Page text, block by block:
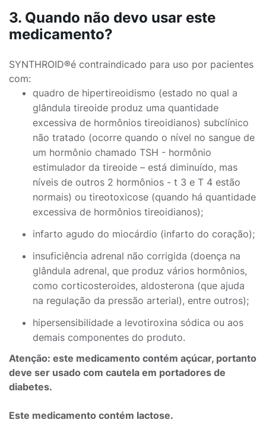
3. Quando não devo usar este
medicamento?
SYNTHROID®é contraindicado para uso por pacientes
com:
quadro de hipertireoidismo (estado no qual a
glândula tireoide produz uma quantidade
excessiva de hormônios tireoidianos) subclínico
não tratado (ocorre quando o nível no sangue de
um hormônio chamado TSH - hormônio
estimulador da tireoide – está diminuído, mas
níveis de outros 2 hormônios - t 3 e T 4 estão
normais) ou tireotoxicose (quando há quantidade
excessiva de hormônios tireoidianos);
infarto agudo do miocárdio (infarto do coração);
insuficiência adrenal não corrigida (doença na
glândula adrenal, que produz vários hormônios,
como corticosteroides, aldosterona (que ajuda
na regulação da pressão arterial), entre outros);
hipersensibilidade a levotiroxina sódica ou aos
demais componentes do produto.
Atenção: este medicamento contém açúcar, portanto
deve ser usado com cautela em portadores de
diabetes.
Este medicamento contém lactose.